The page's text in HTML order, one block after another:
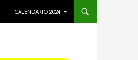
CALENDARIO 2024